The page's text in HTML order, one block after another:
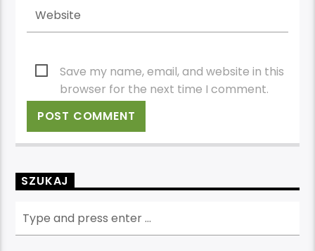
Save my name, email, and website in this
browser for the next time I comment.
SZUKAJ